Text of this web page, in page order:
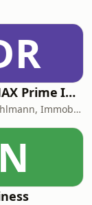
Der RE/MAX Prime ImmoTalk München - werden Sie zum Experten der eigenen 4 Wände!
Michael Mühlmann, Immobiliengutachter (Dipl. Sachverständiger DIA)
N